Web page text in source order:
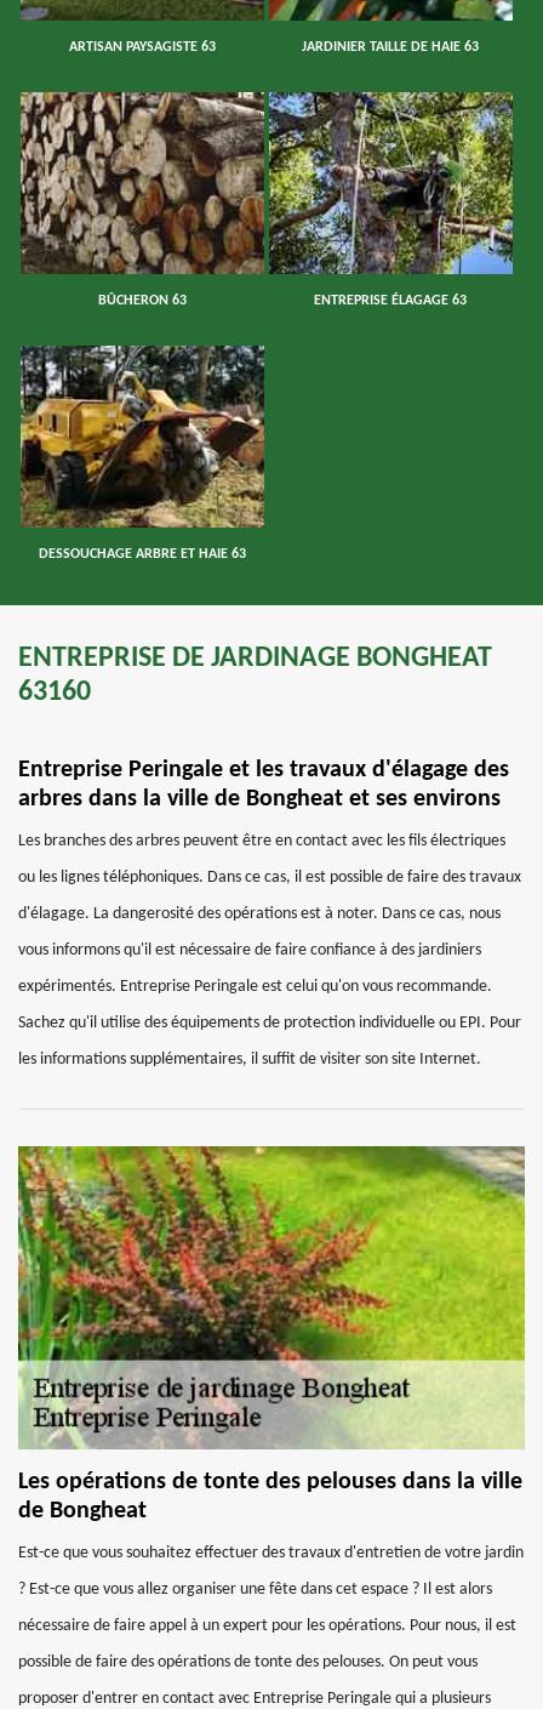
ARTISAN PAYSAGISTE 63 JARDINIER TAILLE DE HAIE 63
BÛCHERON 63 ENTREPRISE ÉLAGAGE 63
DESSOUCHAGE ARBRE ET HAIE 63
ENTREPRISE DE JARDINAGE BONGHEAT
63160
Entreprise Peringale et les travaux d'élagage des
arbres dans la ville de Bongheat et ses environs
Les branches des arbres peuvent être en contact avec les fils électriques
ou les lignes téléphoniques. Dans ce cas, il est possible de faire des travaux
d'élagage. La dangerosité des opérations est à noter. Dans ce cas, nous
vous informons qu'il est nécessaire de faire confiance à des jardiniers
expérimentés. Entreprise Peringale est celui qu'on vous recommande.
Sachez qu'il utilise des équipements de protection individuelle ou EPI. Pour
les informations supplémentaires, il suffit de visiter son site Internet.
Les opérations de tonte des pelouses dans la ville
de Bongheat
Est-ce que vous souhaitez effectuer des travaux d'entretien de votre jardin
? Est-ce que vous allez organiser une fête dans cet espace ? Il est alors
nécessaire de faire appel à un expert pour les opérations. Pour nous, il est
possible de faire des opérations de tonte des pelouses. On peut vous
proposer d'entrer en contact avec Entreprise Peringale qui a plusieurs